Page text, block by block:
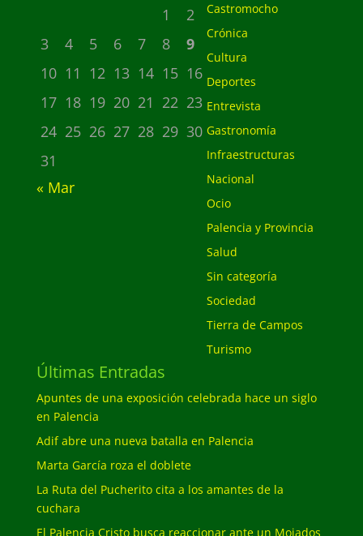
1
2
3
4 5 6 7 8
9
10 11 12 13 14 15 16
17 18 19 20 21 22 23
24 25 26 27 28 29 30
31
« Mar
Castromocho
Crónica
Cultura
Deportes
Entrevista
Gastronomía
Infraestructuras
Nacional
Ocio
Palencia y Provincia
Salud
Sin categoría
Sociedad
Tierra de Campos
Turismo
Últimas Entradas
Apuntes de una exposición celebrada hace un siglo
en Palencia
Adif abre una nueva batalla en Palencia
Marta García roza el doblete
La Ruta del Pucherito cita a los amantes de la
cuchara
El Palencia Cristo busca reaccionar ante un Mojados